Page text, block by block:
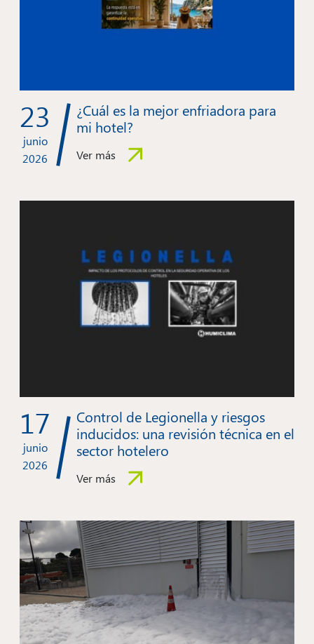
23
junio
2026
¿Cuál es la mejor enfriadora para
mi hotel?
Ver más
17
junio
2026
Control de Legionella y riesgos
inducidos: una revisión técnica en el
sector hotelero
Ver más